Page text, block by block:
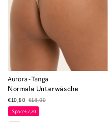
Aurora - Tanga
Normale Unterwäsche
€10,80 €18,00
Spare €7,20